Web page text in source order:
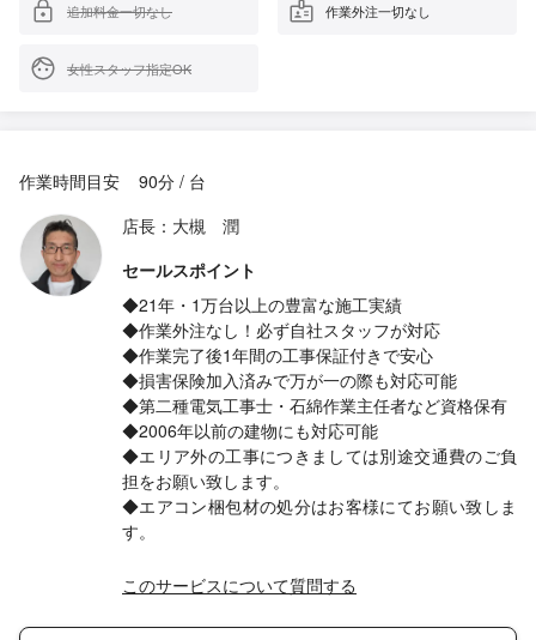
追加料金一切なし 作業外注一切なし
女性スタッフ指定OK
作業時間目安
90分 / 台
店長：大槻 潤
セールスポイント
◆21年・1万台以上の豊富な施工実績
◆作業外注なし！必ず自社スタッフが対応
◆作業完了後1年間の工事保証付きで安心
◆損害保険加入済みで万が一の際も対応可能
◆第二種電気工事士・石綿作業主任者など資格保有
◆2006年以前の建物にも対応可能
◆エリア外の工事につきましては別途交通費のご負
担をお願い致します。
◆エアコン梱包材の処分はお客様にてお願い致しま
す。
このサービスについて質問する